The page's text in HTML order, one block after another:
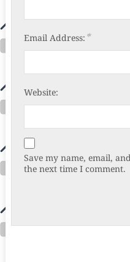
Email Address: *
Website:
Save my name, email,
the next time I comment.